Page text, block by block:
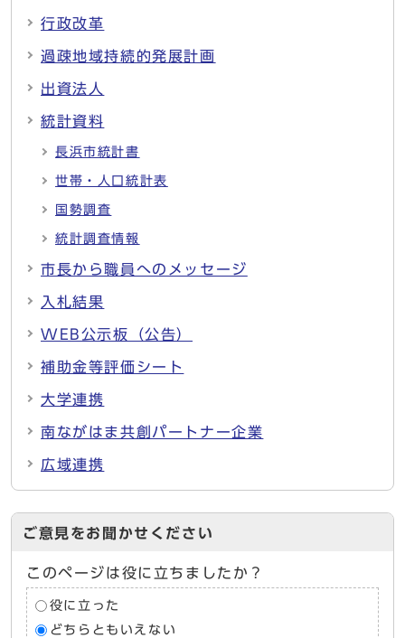
行政改革
過疎地域持続的発展計画
出資法人
統計資料
長浜市統計書
世帯・人口統計表
国勢調査
統計調査情報
市長から職員へのメッセージ
入札結果
WEB公示板（公告）
補助金等評価シート
大学連携
南ながはま共創パートナー企業
広域連携
ご意見をお聞かせください
このページは役に立ちましたか？
役に立った
どちらともいえない